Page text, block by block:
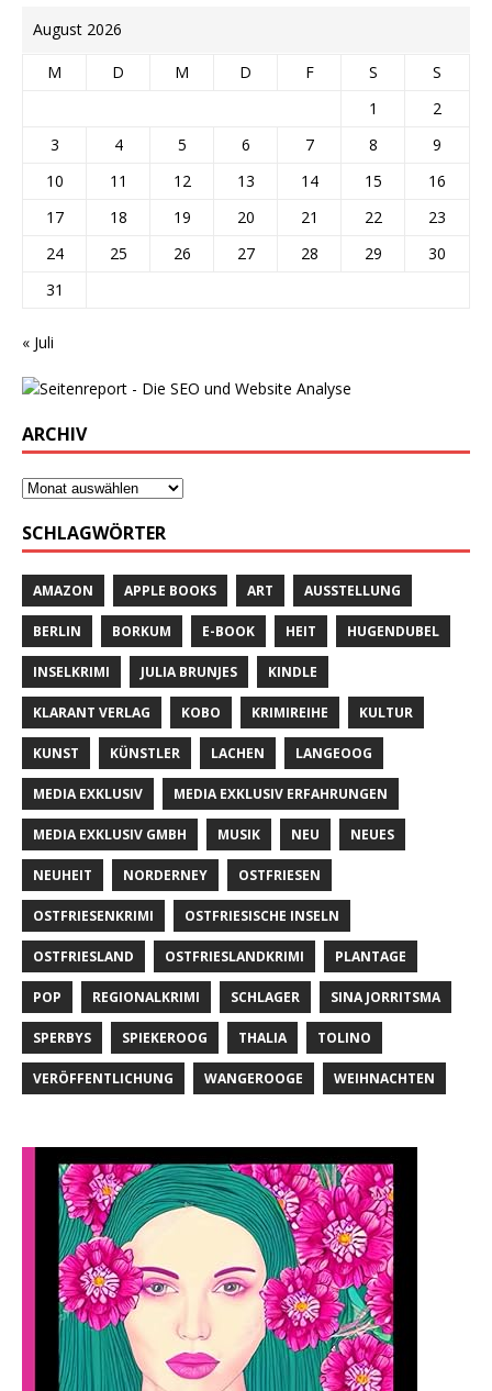
August 2026
M D M D F S
S
1
2
3
4 5 6 7 8
9
10
11 12 13 14 15
16
17
18 19 20 21 22
23
24
25 26 27 28 29
30
31
« Juli
ARCHIV
SCHLAGWÖRTER
AMAZON APPLE BOOKS ART AUSSTELLUNG
BERLIN BORKUM E-BOOK HEIT HUGENDUBEL
INSELKRIMI JULIA BRUNJES KINDLE
KLARANT VERLAG KOBO KRIMIREIHE KULTUR
KUNST KÜNSTLER LACHEN LANGEOOG
MEDIA EXKLUSIV MEDIA EXKLUSIV ERFAHRUNGEN
MEDIA EXKLUSIV GMBH MUSIK NEU NEUES
NEUHEIT NORDERNEY OSTFRIESEN
OSTFRIESENKRIMI OSTFRIESISCHE INSELN
OSTFRIESLAND OSTFRIESLANDKRIMI PLANTAGE
POP REGIONALKRIMI SCHLAGER SINA JORRITSMA
SPERBYS SPIEKEROOG THALIA TOLINO
VERÖFFENTLICHUNG WANGEROOGE WEIHNACHTEN